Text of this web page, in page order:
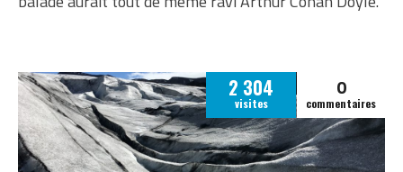
2 304
visites
0
commentaires